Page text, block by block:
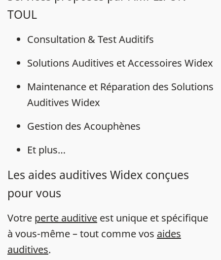
TOUL
Consultation & Test Auditifs
Solutions Auditives et Accessoires Widex
Maintenance et Réparation des Solutions
Auditives Widex
Gestion des Acouphènes
Et plus…
Les aides auditives Widex conçues
pour vous
Votre perte auditive est unique et spécifique
à vous-même – tout comme vos aides
auditives.